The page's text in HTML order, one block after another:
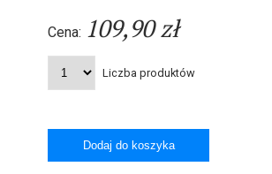
Cena: 109,90 zł
Liczba produktów